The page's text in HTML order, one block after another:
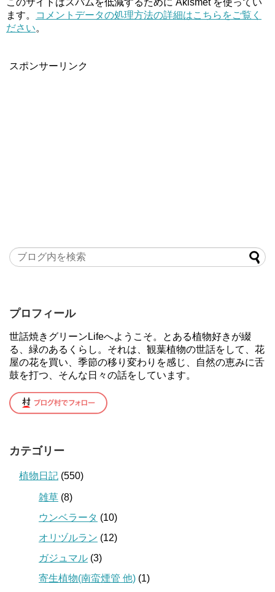
このサイトはスパムを低減するために Akismet を使ってい
ます。
コメントデータの処理方法の詳細はこちらをご覧く
ださい。
スポンサーリンク
プロフィール
世話焼きグリーンLifeへようこそ。とある植物好きが綴
る、緑のあるくらし。それは、観葉植物の世話をして、花
屋の花を買い、季節の移り変わりを感じ、自然の恵みに舌
鼓を打つ、そんな日々の話をしています。
カテゴリー
植物日記 (550)
雑草 (8)
ウンベラータ (10)
オリヅルラン (12)
ガジュマル (3)
寄生植物(南蛮煙管 他) (1)